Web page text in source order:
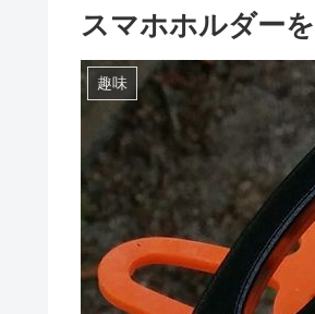
スマホホルダー
趣味